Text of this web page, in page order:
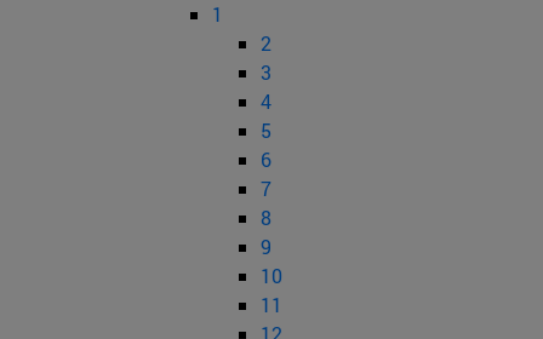
1
2
3
4
5
6
7
8
9
10
11
12